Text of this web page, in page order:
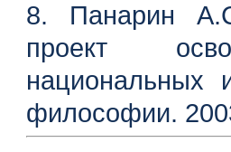
8. Панарин
проект
национальных
философии.